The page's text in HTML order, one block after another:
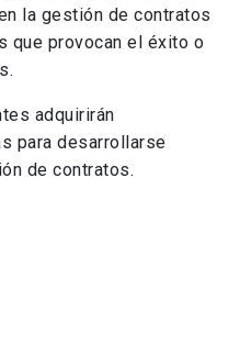
la gestión de contratos
que provocan el éxito o
adquirirán
para desarrollarse
de contratos.